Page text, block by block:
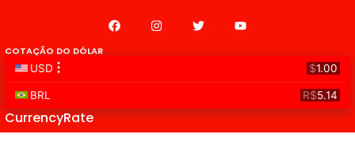
COTAÇÃO DO DÓLAR
CurrencyRate